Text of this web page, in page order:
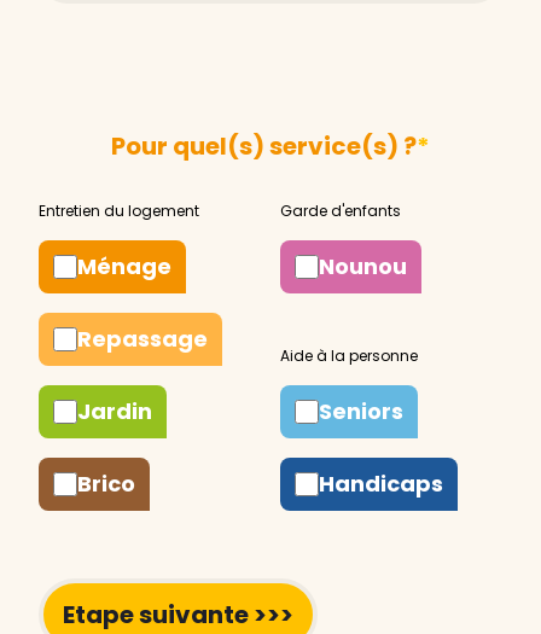
Pour quel(s) service(s) ?*
Ménage
Repassage
Jardin
Brico
Nounou
Seniors
Handicaps